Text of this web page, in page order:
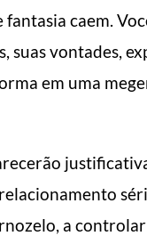
fantasia caem.
suas vontades,
em uma
a